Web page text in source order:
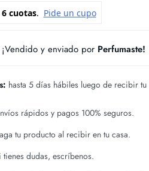
¡Vendido y enviado por Perfumaste!
hasta 5 días hábiles luego de recibir tu
rápidos y pagos 100% seguros.
tu producto al recibir en tu casa.
tienes dudas, escríbenos.